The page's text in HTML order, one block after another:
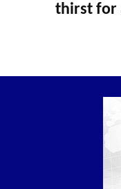
thirst for